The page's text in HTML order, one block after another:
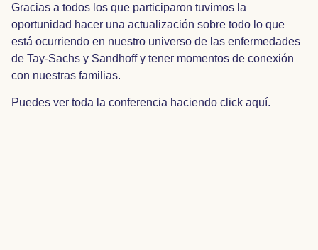
Gracias a todos los que participaron tuvimos la
oportunidad hacer una actualización sobre todo lo que
está ocurriendo en nuestro universo de las enfermedades
de Tay-Sachs y Sandhoff y tener momentos de conexión
con nuestras familias.
Puedes ver toda la conferencia haciendo click aquí.